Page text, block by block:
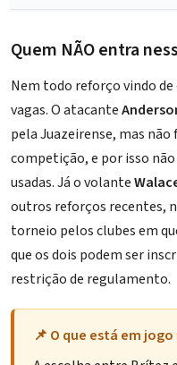
Quem NÃO entra
Nem todo reforço vindo
vagas. O atacante
pela Juazeirense, mas
competição, e por isso
usadas. Já o volante
outros reforços recentes,
torneio pelos clubes em
que os dois podem ser
restrição de regulamento.
📌 O que está em